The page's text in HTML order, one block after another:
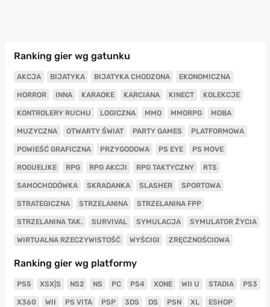
Ranking gier wg gatunku
AKCJA BIJATYKA BIJATYKA CHODZONA EKONOMICZNA
HORROR INNA KARAOKE KARCIANA KINECT KOLEKCJE
KONTROLERY RUCHU LOGICZNA MMO MMORPG MOBA
MUZYCZNA OTWARTY ŚWIAT PARTY GAMES PLATFORMOWA
POWIEŚĆ GRAFICZNA PRZYGODOWA PS EYE PS MOVE
ROGUELIKE RPG RPG AKCJI RPG TAKTYCZNY RTS
SAMOCHODÓWKA SKRADANKA SLASHER SPORTOWA
STRATEGICZNA STRZELANINA STRZELANINA FPP
STRZELANINA TAK. SURVIVAL SYMULACJA SYMULATOR ŻYCIA
WIRTUALNA RZECZYWISTOŚĆ WYŚCIGI ZRĘCZNOŚCIOWA
Ranking gier wg platformy
PS5 XSX|S NS2 NS PC PS4 XONE WII U STADIA PS3
X360 WII PS VITA PSP 3DS DS PSN XL ESHOP